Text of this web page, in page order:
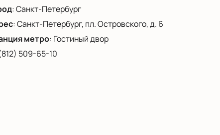
:Санкт-Петербург
:Санкт-Петербург, пл. Островского, д. 6
метро: Гостиный двор
509-65-10